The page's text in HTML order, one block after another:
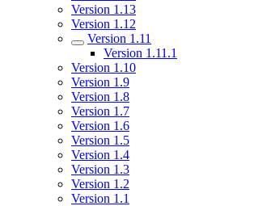
Version 1.13
Version 1.12
Version 1.11
Version 1.11.1
Version 1.10
Version 1.9
Version 1.8
Version 1.7
Version 1.6
Version 1.5
Version 1.4
Version 1.3
Version 1.2
Version 1.1